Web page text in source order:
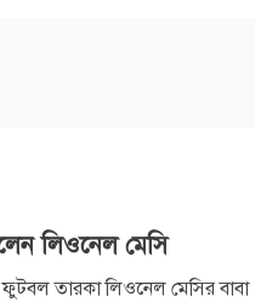
লিওনেল মেসি
ফুটবল তারকা লিওনেল মেসির বাবা